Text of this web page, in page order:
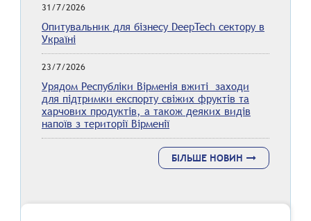
31/7/2026
Опитувальник для бізнесу DeepTech сектору в
Україні
23/7/2026
Урядом Республіки Вірменія вжиті заходи
для підтримки експорту свіжих фруктів та
харчових продуктів, а також деяких видів
напоїв з території Вірменії
БІЛЬШЕ НОВИН